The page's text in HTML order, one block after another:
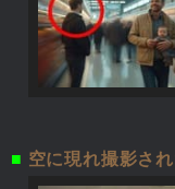
■ 空に現れ撮影さ